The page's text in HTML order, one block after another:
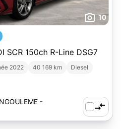
10
SCR 150ch R-Line DSG7
2022 40 169 km
Diesel
-